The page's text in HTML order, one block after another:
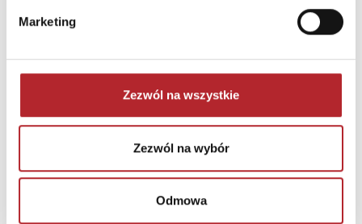
Marketing
Zezwól na wszystkie
Zezwól na wybór
Odmowa
Tactic Games
Zaloguj się, aby kupić
NAJCZĘŚCIEJ KUPOWANE